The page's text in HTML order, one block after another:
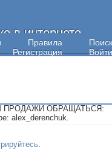
в интернете
Правила
Поиск
Регистрация
Войти
ОБРАЩАТЬСЯ:
alex_derenchuk.